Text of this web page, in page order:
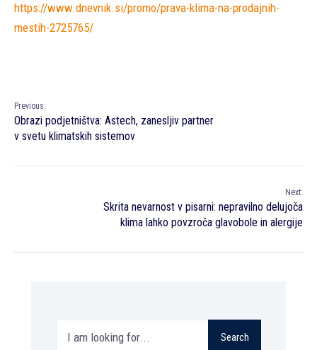
https://www.dnevnik.si/promo/prava-klima-na-prodajnih-
mestih-2725765/
Previous:
Obrazi podjetništva: Astech, zanesljiv partner
v svetu klimatskih sistemov
Next:
Skrita nevarnost v pisarni: nepravilno delujoča
klima lahko povzroča glavobole in alergije
Search